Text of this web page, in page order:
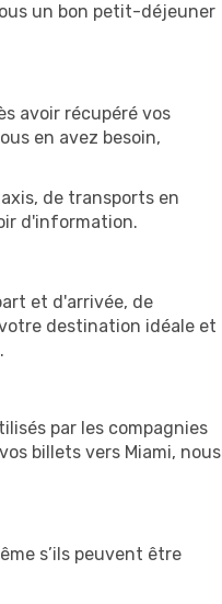
un bon petit-déjeuner
avoir récupéré vos
en avez besoin,
de transports en
d'information.
et d'arrivée, de
destination idéale et
par les compagnies
billets vers Miami, nous
s’ils peuvent être